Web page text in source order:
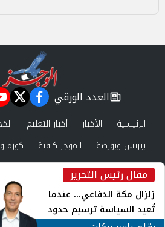
مقال رئيس التحرير
زلزال مكة الدفاعي... عندما
تُعيد السياسة ترسيم حدود
newspaper
العدد الورقي
الرئيسية الأخبار أخبار التعليم
بيزنس وبورصة
الموجز كافية كورة
صحة وجمال
عرب وعالم حوادث
العدد الورقي
من نحن
سياسة الخصوصية